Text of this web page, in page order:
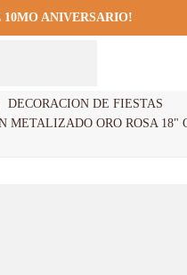
ANIVERSARIO!
DECORACION DE FIESTAS
METALIZADO ORO ROSA 18"